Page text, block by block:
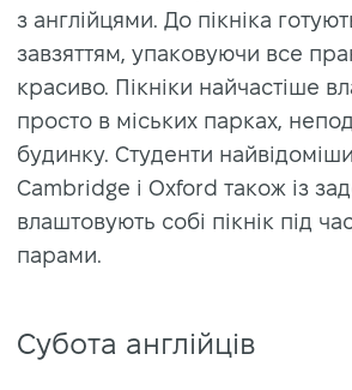
з англійцями. До пікніка
завзяттям, упаковуючи все
красиво. Пікніки найчастіше
просто в міських парках,
будинку. Студенти
Cambridge і Oxford також із
влаштовують собі пікнік під
парами.
Субота англійців